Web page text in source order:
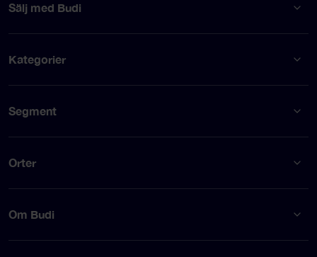
Sälj med Budi
Kategorier
Segment
Orter
Om Budi